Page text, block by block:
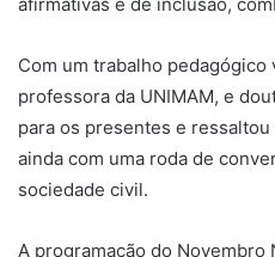
Com um trabalho
professora da UNIMAM, e
para os presentes e
ainda com uma roda de
sociedade civil.
A programação do